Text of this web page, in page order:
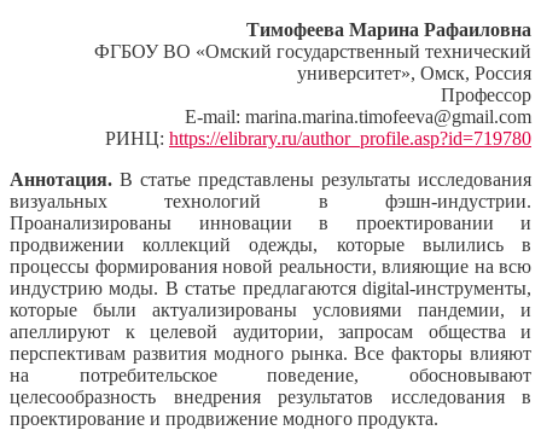
Тимофеева Марина Рафаиловна
ФГБОУ ВО «Омский государственный технический
университет», Омск, Россия
Профессор
E-mail: marina.marina.timofeeva@gmail.com
РИНЦ: https://elibrary.ru/author_profile.asp?id=719780
Аннотация. В статье представлены результаты исследования
визуальных технологий в фэшн-индустрии.
Проанализированы инновации в проектировании и
продвижении коллекций одежды, которые вылились в
процессы формирования новой реальности, влияющие на всю
индустрию моды. В статье предлагаются digital-инструменты,
которые были актуализированы условиями пандемии, и
апеллируют к целевой аудитории, запросам общества и
перспективам развития модного рынка. Все факторы влияют
на потребительское поведение, обосновывают
целесообразность внедрения результатов исследования в
проектирование и продвижение модного продукта.